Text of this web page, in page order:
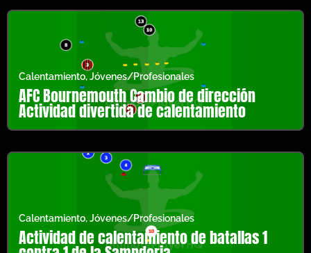
Calentamiento,Jóvenes/Profesionales
AFC Bournemouth Cambio de dirección
Actividad divertida de calentamiento
Calentamiento,Jóvenes/Profesionales
Actividad de calentamiento de batallas 1